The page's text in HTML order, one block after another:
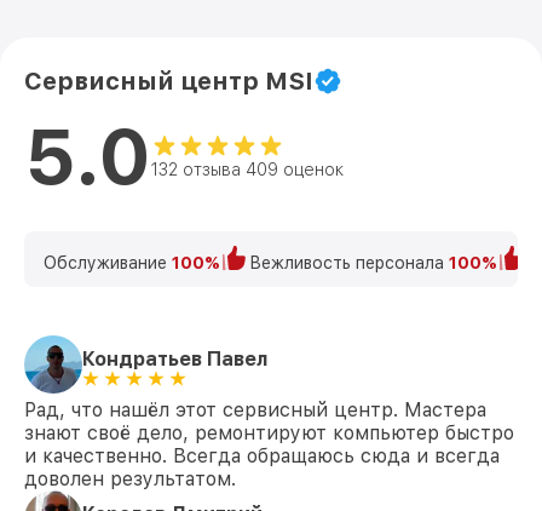
Сервисный центр MSI
5.0 132 отзыва 409 оценок
Обслуживание 100% Вежливость персонала 100%
Кондратьев Павел
Рад, что нашёл этот сервисный центр. Мастера
знают своё дело, ремонтируют компьютер быстро
и качественно. Всегда обращаюсь сюда и всегда
доволен результатом.